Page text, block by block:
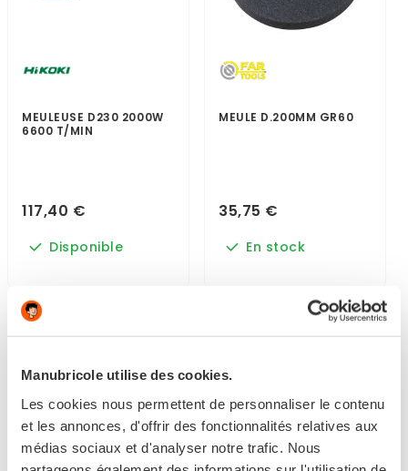
Manubricole utilise des cookies.
Les cookies nous permettent de personnaliser le contenu
et les annonces, d'offrir des fonctionnalités relatives aux
médias sociaux et d'analyser notre trafic. Nous
MEULEUSE D230 2000W
6600 T/MIN
117,40 €
Disponible
MEULE D.200MM GR60
35,75 €
En stock